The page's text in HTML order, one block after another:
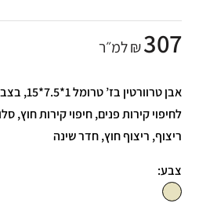
307₪ למ״ר
אבן
לחיפוי קירות פנים, חיפוי קירות חוץ,
ריצוף, ריצוף חוץ, חדר שינה
צבע: